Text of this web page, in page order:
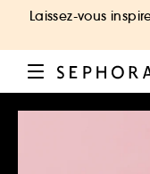
Laissez-vous